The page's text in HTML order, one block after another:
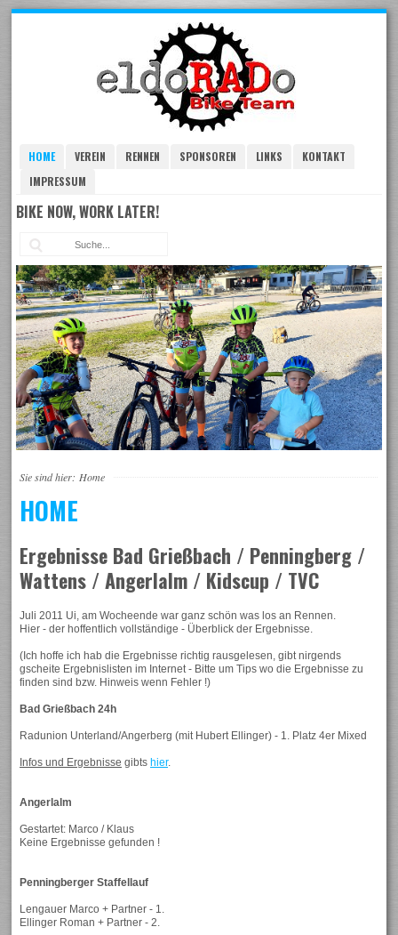
HOME VEREIN RENNEN SPONSOREN LINKS
KONTAKT
IMPRESSUM
BIKE NOW, WORK LATER!
Sie sind hier: Home
HOME
Ergebnisse Bad Grießbach / Penningberg /
Wattens / Angerlalm / Kidscup / TVC
Juli 2011 Ui, am Wocheende war ganz schön was los an Rennen.
Hier - der hoffentlich vollständige - Überblick der Ergebnisse.
(Ich hoffe ich hab die Ergebnisse richtig rausgelesen, gibt nirgends
gscheite Ergebnislisten im Internet - Bitte um Tips wo die Ergebnisse zu
finden sind bzw. Hinweis wenn Fehler !)
Bad Grießbach 24h
Radunion Unterland/Angerberg (mit Hubert Ellinger) - 1. Platz 4er Mixed
Infos und Ergebnisse gibtshier.
Angerlalm
Gestartet: Marco / Klaus
Keine Ergebnisse gefunden !
Penningberger Staffellauf
Lengauer Marco + Partner - 1.
Ellinger Roman + Partner - 2.